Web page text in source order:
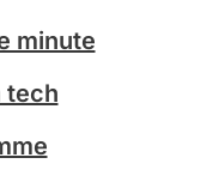
minute
tech